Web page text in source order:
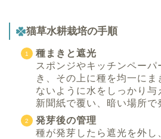
猫草水耕栽培の手順
種まきと遮光
スポンジやキッチンペーパ
き、その上に種を均一にま
ないように水をしっかり
新聞紙で覆い、暗い場所で
発芽後の管理
種が発芽したら遮光を外し